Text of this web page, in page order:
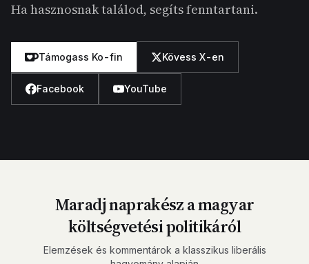
Ha hasznosnak találod, segíts fenntartani.
Támogass Ko-fin Kövess X-en
Facebook YouTube
Maradj naprakész a magyar
költségvetési politikáról
Elemzések és kommentárok a klasszikus liberális